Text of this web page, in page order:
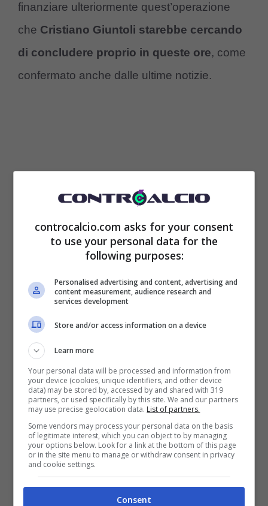
finanziare ulteriormente quest’operazione
che Cristiano Giuntoli starebbe cercando
di concludere proprio in queste ore, come
confermato anche dalle ultime notizie.
infatti,
il dirigente della Juventus avrebbe
incontrato nelle scorse ore il papà di
Karim Adeyemi per capire la disponibilità
dell’attaccante al trasferimento in Serie
A.Al momento è ancora presto per parlare di
accordo, ma le prime basi per raggiungerlo
sono state costruite.
Juventus: presto un nuovo
attaccante alla corte di Motta
controcalcio.com asks for your consent
to use your personal data for the
following purposes:
Personalised advertising and content, advertising and
content measurement, audience research and
services development
Store and/or access information on a device
Learn more
Your personal data will be processed and information from
your device (cookies, unique identifiers, and other device
data) may be stored by, accessed by and shared with 319
partners, or used specifically by this site. We and our partners
may use precise geolocation data. List of partners.
Some vendors may process your personal data on the basis
of legitimate interest, which you can object to by managing
your options below. Look for a link at the bottom of this page
or in the site menu to manage or withdraw consent in privacy
and cookie settings.
Consent